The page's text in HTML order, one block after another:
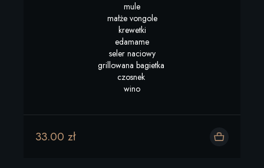
mule
małże vongole
krewetki
edamame
seler naciowy
grillowana bagietka
czosnek
wino
33.00 zł